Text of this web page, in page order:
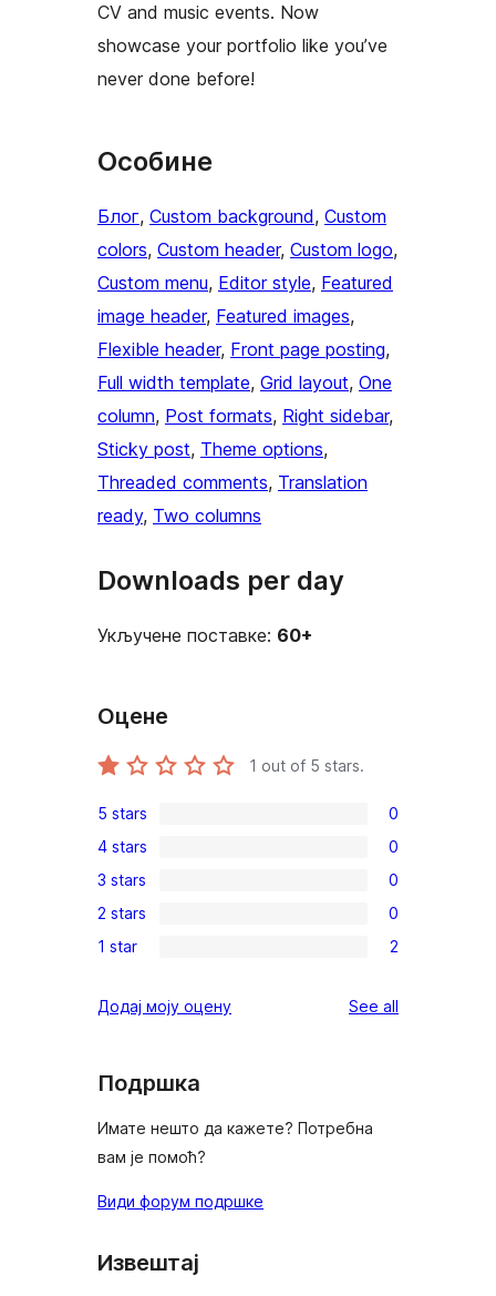
CV and music events. Now
showcase your portfolio like you’ve
never done before!
Особине
Блог, Custom background, Custom
colors, Custom header, Custom logo
Custom menu, Editor style, Featured
image header, Featured images
Flexible header, Front page posting
Full width template, Grid layout, One
column, Post formats, Right sidebar
Sticky post, Theme options
Threaded comments, Translation
ready, Two columns
Downloads per day
Укључене поставке: 60+
Оцене
1 out of 5 stars.
0
5-
star
reviews
5 stars 0
0
4-
star
reviews
4 stars 0
0
3-
star
3 stars 0
0
2-
reviews
2 stars 0
2
star
1 star 2
Додај моју оцену See all
Подршка
Имате нешто да кажете? Потребна
вам је помоћ?
Види форум подршке
Извештај